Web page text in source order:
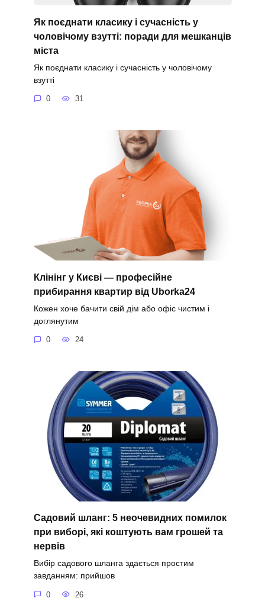
Як поєднати класику і сучасність у
чоловічому взутті: поради для мешканців
міста
Як поєднати класику і сучасність у чоловічому
взутті
0 31
Клінінг у Києві — професійне
прибирання квартир від Uborka24
Кожен хоче бачити свій дім або офіс чистим і
доглянутим
0 24
Садовий шланг: 5 неочевидних помилок
при виборі, які коштують вам грошей та
нервів
Вибір садового шланга здається простим
завданням: прийшов
0 26